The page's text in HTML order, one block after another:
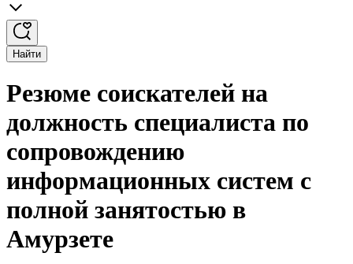
Найти
Резюме соискателей на
должность специалиста по
сопровождению
информационных систем с
полной занятостью в
Амурзете